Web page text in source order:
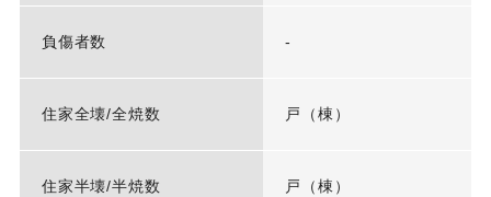
負傷者数 -
住家全壊/全焼数 戸（棟）
住家半壊/半焼数 戸（棟）